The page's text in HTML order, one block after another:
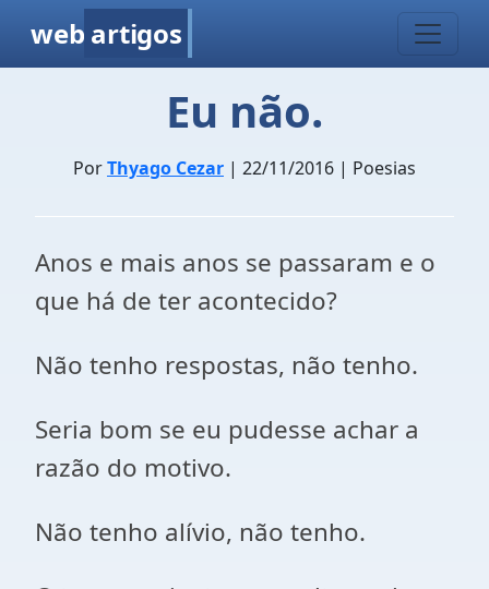
web artigos
Eu não.
PorThyago Cezar | 22/11/2016 | Poesias
Anos e mais anos se passaram e o
que há de ter acontecido?
Não tenho respostas, não tenho.
Seria bom se eu pudesse achar a
razão do motivo.
Não tenho alívio, não tenho.